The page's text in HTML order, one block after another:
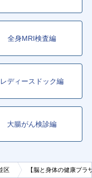
全身MRI検査編
レディースドック編
大腸がん検診編
区 【脳と身体の健康プ